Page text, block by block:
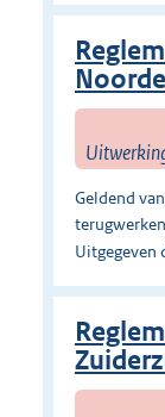
Geldend
Uitgegeven